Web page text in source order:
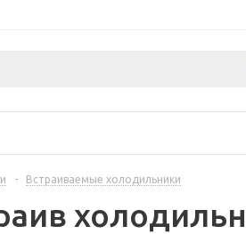
- Встраиваемые холодильники